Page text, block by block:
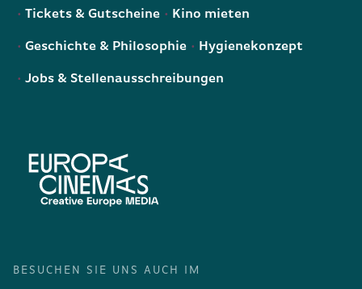
Tickets & Gutscheine Kino mieten
Geschichte & Philosophie Hygienekonzept
Jobs & Stellenausschreibungen
BESUCHEN SIE UNS AUCH IM